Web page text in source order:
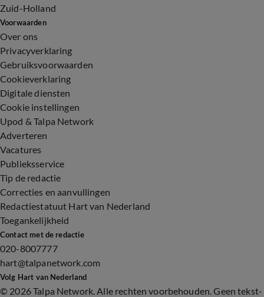
Zuid-Holland
Voorwaarden
Over ons
Privacyverklaring
Gebruiksvoorwaarden
Cookieverklaring
Digitale diensten
Cookie instellingen
Upod & Talpa Network
Adverteren
Vacatures
Publieksservice
Tip de redactie
Correcties en aanvullingen
Redactiestatuut Hart van Nederland
Toegankelijkheid
Contact met de redactie
020-8007777
hart@talpanetwork.com
Volg Hart van Nederland
© 2026 Talpa Network. Alle rechten voorbehouden. Geen tekst-